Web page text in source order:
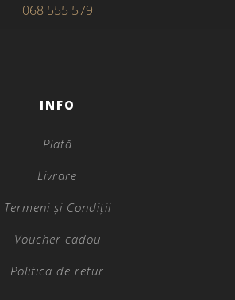
068 555 579
INFO
Plată
Livrare
Termeni și Condiții
Voucher cadou
Politica de retur